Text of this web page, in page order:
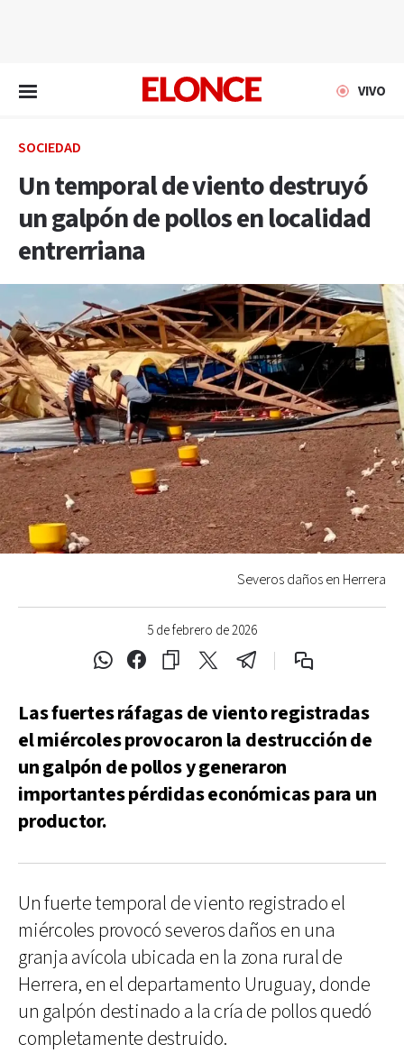
VIVO
SOCIEDAD
Un temporal de viento destruyó
un galpón de pollos en localidad
entrerriana
5 de febrero de 2026
Severos daños en Herrera
Las fuertes ráfagas de viento registradas
el miércoles provocaron la destrucción de
un galpón de pollos y generaron
importantes pérdidas económicas para un
productor.
Un fuerte temporal de viento registrado el
miércoles provocó severos daños en una
granja avícola ubicada en la zona rural de
Herrera, en el departamento Uruguay, donde
un galpón destinado a la cría de pollos quedó
completamente destruido.